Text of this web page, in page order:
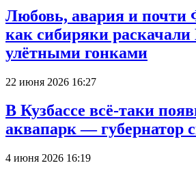
Любовь, авария и почти
как сибиряки раскачали
улётными гонками
22 июня 2026 16:27
В Кузбассе всё-таки
аквапарк — губернатор
4 июня 2026 16:19